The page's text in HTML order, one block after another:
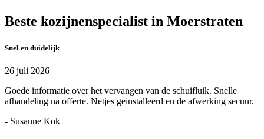
Beste kozijnenspecialist in Moerstraten
Snel en duidelijk
26 juli 2026
Goede informatie over het vervangen van de schuifluik. Snelle
afhandeling na offerte. Netjes geinstalleerd en de afwerking secuur.
- Susanne Kok